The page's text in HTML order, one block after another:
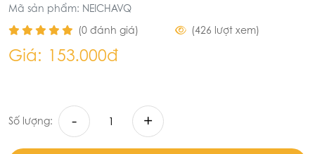
Mã sản phẩm: NEICHAVQ
(0 đánh giá)
(426 lượt xem)
Giá: 153.000đ
Số lượng: - +